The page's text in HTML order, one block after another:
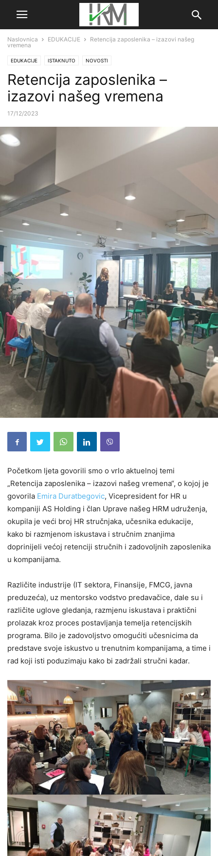
Naslovnica EDUKACIJE
Retencija zaposlenika – izazovi našeg
vremena
EDUKACIJE ISTAKNUTO NOVOSTI
Retencija zaposlenika –
izazovi našeg vremena
17/12/2023
Početkom ljeta govorili smo o vrlo aktuelnoj temi
„Retencija zaposlenika – izazovi našeg vremena“, o kojoj je
govorila Emira Duratbegovic, Vicepresident for HR u
kompaniji AS Holding i član Uprave našeg HRM udruženja,
okupila je veći broj HR stručnjaka, učesnika edukacije,
kako bi razmjenom iskustava i stručnim znanjima
doprinijeli većoj retenciji stručnih i zadovoljnih zaposlenika
u kompanijama.
Različite industrije (IT sektora, Finansije, FMCG, javna
preduzeća), uz mentorsko vodstvo predavačice, dale su i
različite uglove gledanja, razmjenu iskustava i praktični
prolazak kroz proces postavljanja temelja retencijskih
programa. Bilo je zadovoljstvo omogućiti učesnicima da
predstave svoje iskustvo u trenutnim kompanijama, a time i
rad koji isti poduzimaju kako bi zadržali stručni kadar.